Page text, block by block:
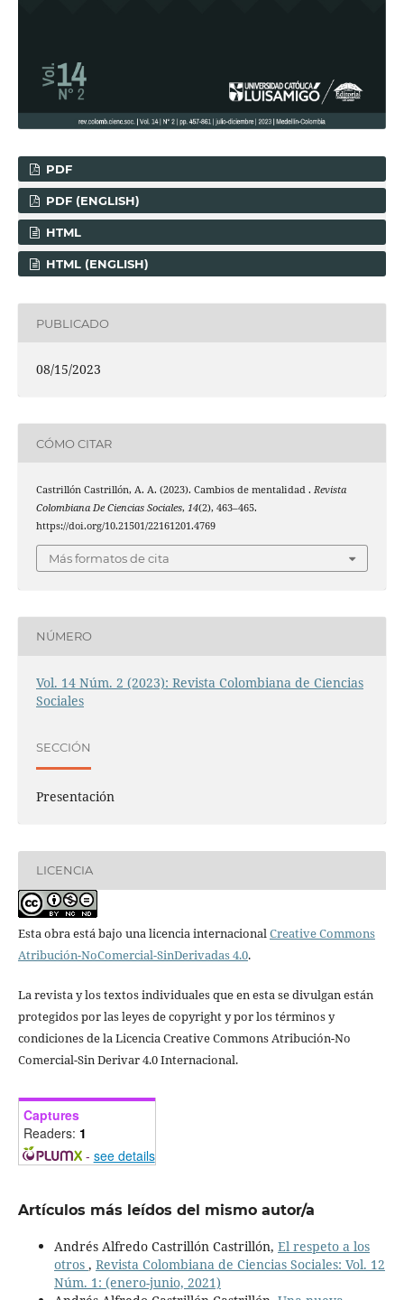
PDF
PDF (ENGLISH)
HTML
HTML (ENGLISH)
PUBLICADO
08/15/2023
CÓMO CITAR
Castrillón Castrillón, A. A. (2023). Cambios de mentalidad . Revista
Colombiana De Ciencias Sociales, 14(2), 463–465.
https://doi.org/10.21501/22161201.4769
Más formatos de cita
NÚMERO
Vol. 14 Núm. 2 (2023): Revista Colombiana de Ciencias
Sociales
SECCIÓN
Presentación
LICENCIA
Esta obra está bajo una licencia internacionalCreative Commons
Atribución-NoComercial-SinDerivadas 4.0.
La revista y los textos individuales que en esta se divulgan están
protegidos por las leyes de copyright y por los términos y
condiciones de la Licencia Creative Commons Atribución-No
Comercial-Sin Derivar 4.0 Internacional.
Captures
Readers: 1
- see details
Artículos más leídos del mismo autor/a
Andrés Alfredo Castrillón Castrillón, El respeto a los
otros , Revista Colombiana de Ciencias Sociales: Vol. 12
Núm. 1: (enero-junio, 2021)